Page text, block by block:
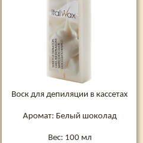
Воск для депиляции в кассетах
Аромат: Белый шоколад
Вес: 100 мл